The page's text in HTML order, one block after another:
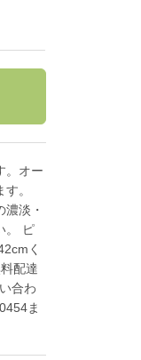
。オー
。
淡・
。 ピ
く
配達
合わ
ま